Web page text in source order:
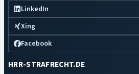
LinkedIn
Xing
Facebook
HRR-STRAFRECHT.DE